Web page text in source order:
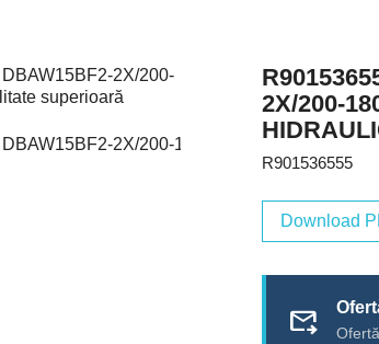
2X/200-
R901536555
Download
forward_to_inbox